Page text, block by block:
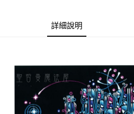
每筆NT$80，滿NT$3,000(含以上)免運費
每筆NT$80，滿NT$3,000(含以上)免運費
賣家宅配幫您送（台灣）
每筆NT$80，滿NT$3,000(含以上)免運費
詳細說明